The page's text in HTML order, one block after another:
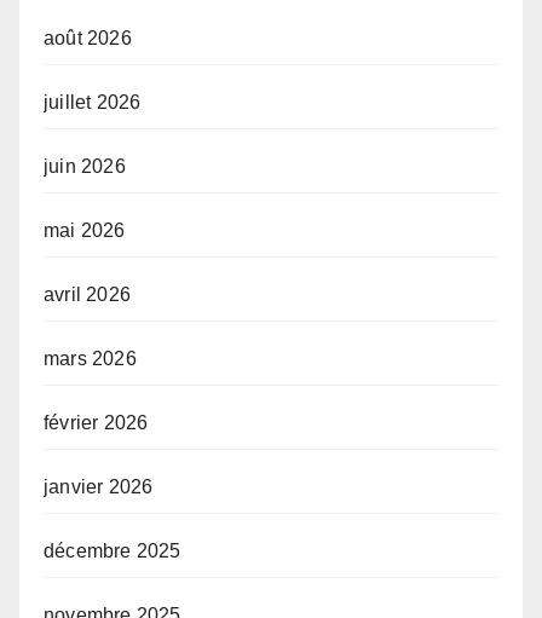
août 2026
juillet 2026
juin 2026
mai 2026
avril 2026
mars 2026
février 2026
janvier 2026
décembre 2025